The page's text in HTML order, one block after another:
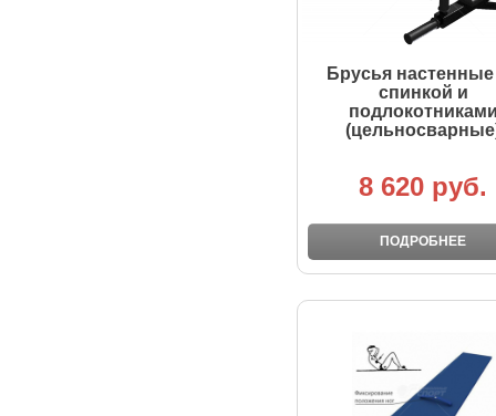
Брусья
спинкой и
8 620 руб.
ПОДРОБНЕЕ